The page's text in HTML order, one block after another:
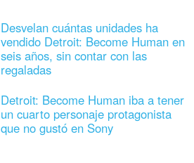
Desvelan cuántas unidades ha
vendido Detroit: Become Human en
seis años, sin contar con las
regaladas
Detroit: Become Human iba a tener
un cuarto personaje protagonista
que no gustó en Sony